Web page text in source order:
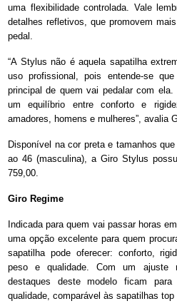
uma flexibilidade controlada. Vale
detalhes refletivos, que promovem
pedal.
“A Stylus não é aquela sapatilha
uso profissional, pois entende-se
principal de quem vai pedalar com
um equilíbrio entre conforto e
amadores, homens e mulheres”, avalia
Disponível na cor preta e tamanhos
ao 46 (masculina), a Giro Stylus
759,00.
Giro Regime
Indicada para quem vai passar horas
uma opção excelente para quem
sapatilha pode oferecer: conforto,
peso e qualidade. Com um ajuste
destaques deste modelo ficam
qualidade, comparável às sapatilhas top